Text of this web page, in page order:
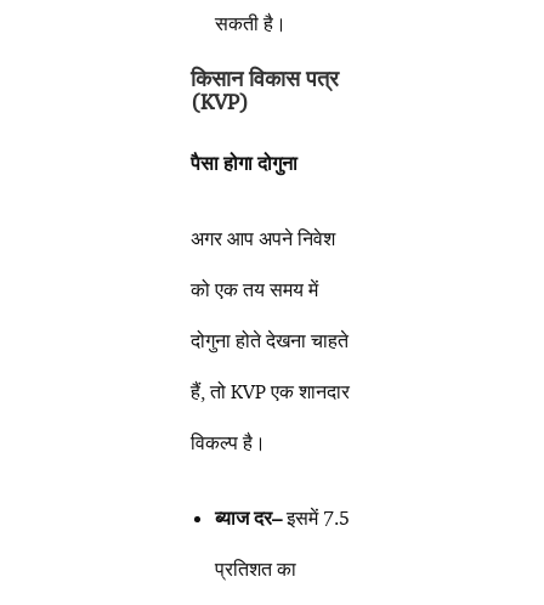
सकती है।
किसान विकास पत्र
(KVP)
पैसा होगा दोगुना
अगर आप अपने निवेश
को एक तय समय में
दोगुना होते देखना चाहते
हैं, तो KVP एक शानदार
विकल्प है।
ब्याज दर–इसमें 7.5
प्रतिशत का